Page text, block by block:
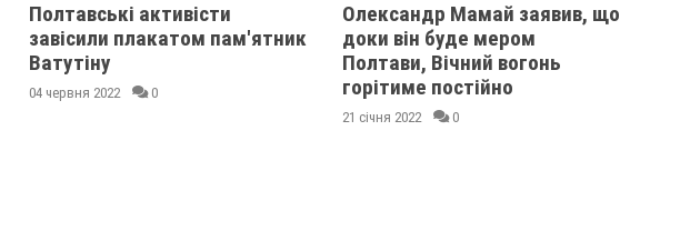
Полтавські активісти
завісили плакатом пам'ятник
Ватутіну
04 червня 2022 0
Олександр Мамай заявив, що
доки він буде мером
Полтави, Вічний вогонь
горітиме постійно
21 січня 2022 0